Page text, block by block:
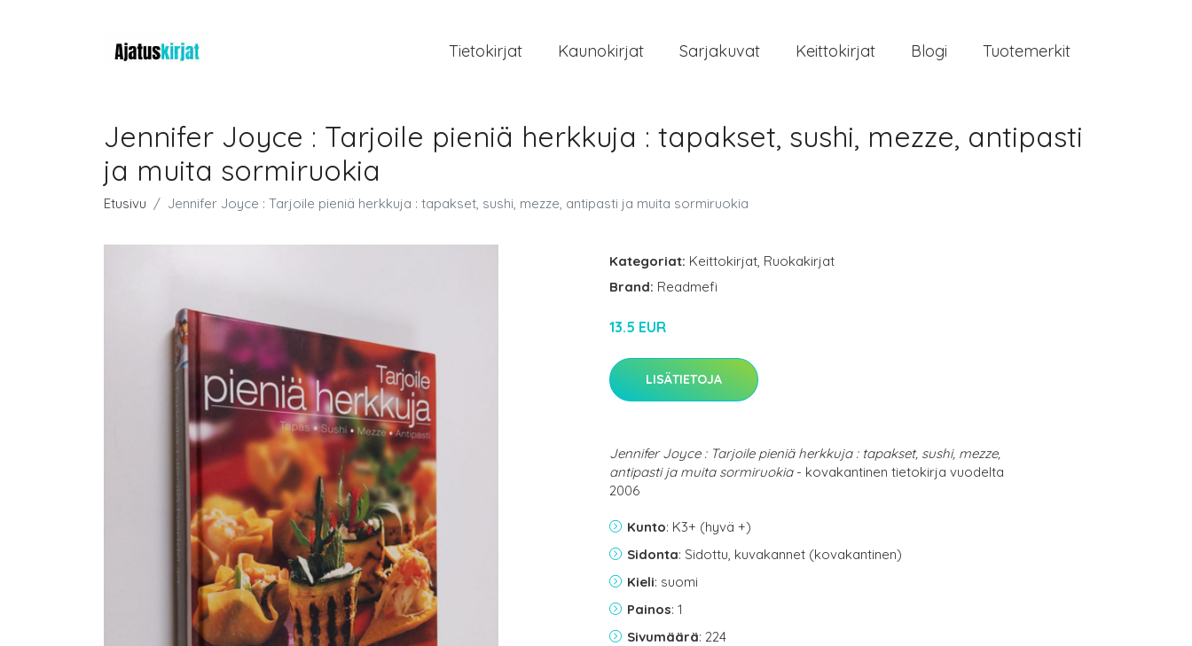
Tietokirjat Kaunokirjat Sarjakuvat Keittokirjat Blogi Tuotemerkit
Jennifer Joyce : Tarjoile pieniä herkkuja : tapakset, sushi, mezze, antipasti
ja muita sormiruokia
Etusivu Jennifer Joyce : Tarjoile pieniä herkkuja : tapakset, sushi, mezze, antipasti ja muita sormiruokia
Kategoriat: Keittokirjat, Ruokakirjat
Brand: Readmefi
13.5 EUR
LISÄTIETOJA
Jennifer Joyce : Tarjoile pieniä herkkuja : tapakset, sushi, mezze,
antipasti ja muita sormiruokia- kovakantinen tietokirja vuodelta
2006
Kunto: K3+ (hyvä +)
Sidonta: Sidottu, kuvakannet (kovakantinen)
Kieli: suomi
Painos: 1
Sivumäärä: 224